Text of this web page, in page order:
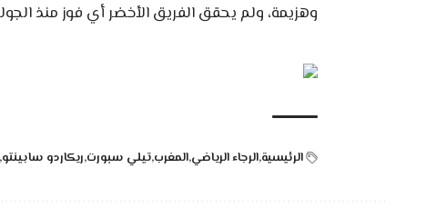
وهزيمة، ولم يحقق الفريق الأخضر أي فوز منذ
الرئيسية الرجاء الرياضي المغرب تيلي سبورت ريكاردو سابينتو